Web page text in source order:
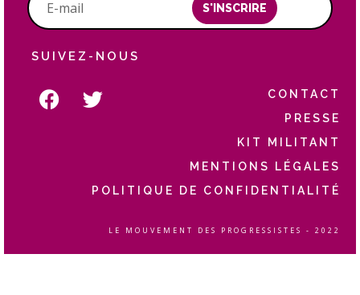
S'INSCRIRE
SUIVEZ-NOUS
CONTACT
PRESSE
KIT MILITANT
MENTIONS LÉGALES
POLITIQUE DE CONFIDENTIALITÉ
LE MOUVEMENT DES PROGRESSISTES - 2022